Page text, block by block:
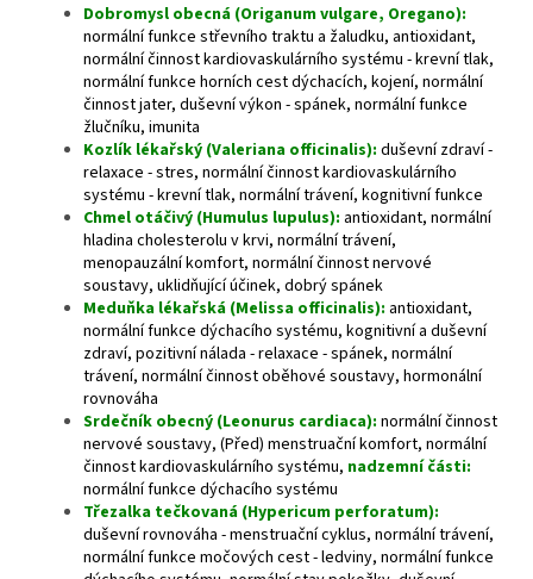
Dobromysl obecná (Origanum vulgare, Oregano):
normální funkce střevního traktu a žaludku, antioxidant,
normální činnost kardiovaskulárního systému - krevní tlak,
normální funkce horních cest dýchacích, kojení, normální
činnost jater, duševní výkon - spánek, normální funkce
žlučníku, imunita
Kozlík lékařský (Valeriana officinalis): duševní zdraví -
relaxace - stres, normální činnost kardiovaskulárního
systému - krevní tlak, normální trávení, kognitivní funkce
Chmel otáčivý (Humulus lupulus): antioxidant, normální
hladina cholesterolu v krvi, normální trávení,
menopauzální komfort, normální činnost nervové
soustavy, uklidňující účinek, dobrý spánek
Meduňka lékařská (Melissa officinalis): antioxidant,
normální funkce dýchacího systému, kognitivní a duševní
zdraví, pozitivní nálada - relaxace - spánek, normální
trávení, normální činnost oběhové soustavy, hormonální
rovnováha
Srdečník obecný (Leonurus cardiaca): normální činnost
nervové soustavy, (Před) menstruační komfort, normální
činnost kardiovaskulárního systému, nadzemní části:
normální funkce dýchacího systému
Třezalka tečkovaná (Hypericum perforatum):
duševní rovnováha - menstruační cyklus, normální trávení,
normální funkce močových cest - ledviny, normální funkce